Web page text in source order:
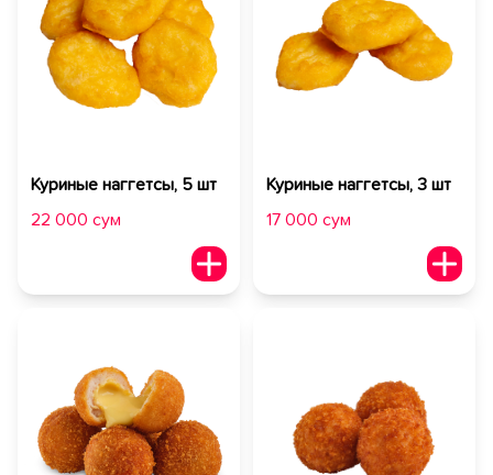
Куриные наггетсы, 5 шт
22 000 сум
Куриные наггетсы, 3 шт
17 000 сум